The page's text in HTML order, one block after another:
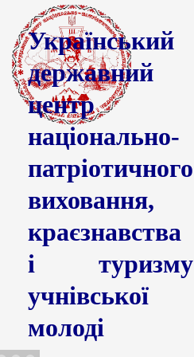
Український
державний
центр
національно-
патріотичного
виховання,
краєзнавства
і туризму
учнівської
молоді